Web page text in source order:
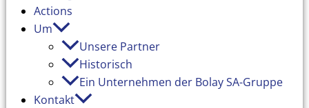
Actions
Um
Unsere Partner
Historisch
Ein Unternehmen der Bolay SA-Gruppe
Kontakt